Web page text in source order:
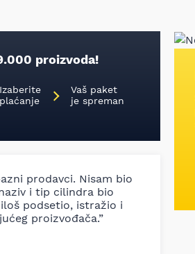
proizvoda!
Izaberite
plaćanje
Vaš paket
je spreman
prodavci. Nisam bio
i tip cilindra bio
podsetio, istražio i
proizvođača.”